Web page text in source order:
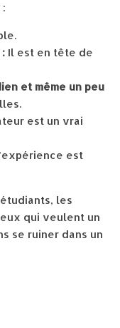
Il est en tête de
et même un peu
est un vrai
est
les
qui veulent un
se ruiner dans un